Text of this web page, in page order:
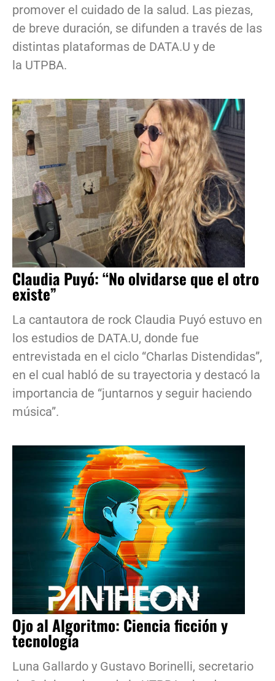
promover el cuidado de la salud. Las piezas,
de breve duración, se difunden a través de las
distintas plataformas de DATA.U y de
la UTPBA.
Claudia Puyó: “No olvidarse que el otro
existe”
La cantautora de rock Claudia Puyó estuvo en
los estudios de DATA.U, donde fue
entrevistada en el ciclo “Charlas Distendidas”,
en el cual habló de su trayectoria y destacó la
importancia de “juntarnos y seguir haciendo
música”.
Ojo al Algoritmo: Ciencia ficción y
tecnología
Luna Gallardo y Gustavo Borinelli, secretario